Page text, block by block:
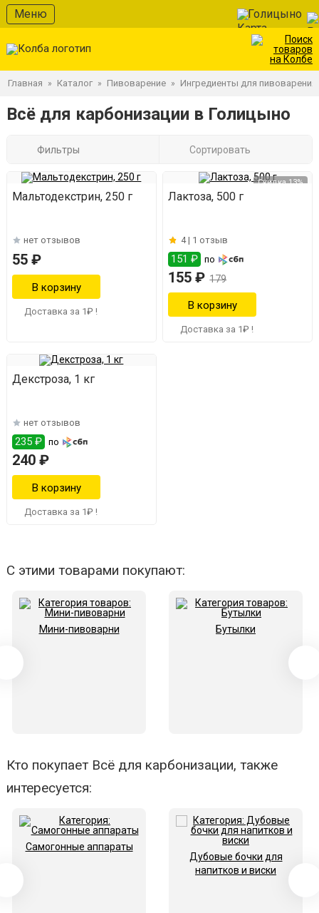
Меню Голицыно
Главная » Каталог » Пивоварение » Ингредиенты для пивоварения
Всё для карбонизации в Голицыно
Фильтры Сортировать
Мальтодекстрин, 250 г
нет отзывов
55 ₽
Доставка за 1₽ !
Скидка 13%
Лактоза, 500 г
4 | 1 отзыв
151 ₽ по
155 ₽ 179
Доставка за 1₽ !
Декстроза, 1 кг
нет отзывов
235 ₽ по
240 ₽
Доставка за 1₽ !
С этими товарами покупают:
Мини-пивоварни Бутылки
Кто покупает Всё для карбонизации, также
интересуется:
Самогонные аппараты
Дубовые бочки для
напитков и виски